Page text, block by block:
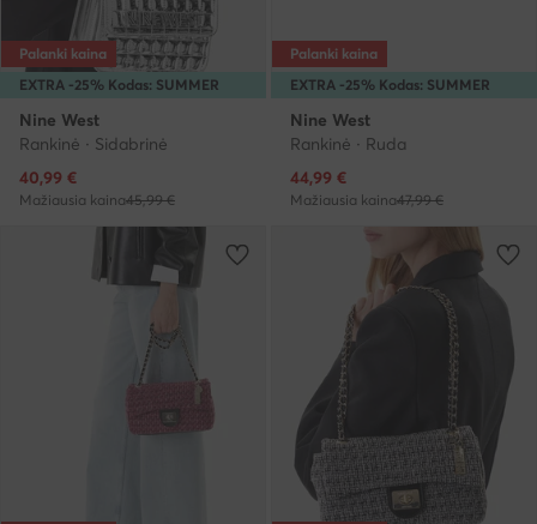
EXTRA -25% Kodas: SUMMER
Palanki kaina
Nine West
Rankinė · Sidabrinė
Dabartinė kaina
40,99 €
Mažiausia kaina45,99 €
EXTRA -25% Kodas: SUMMER
Palanki kaina
Nine West
Rankinė · Ruda
Dabartinė kaina
44,99 €
Mažiausia kaina47,99 €